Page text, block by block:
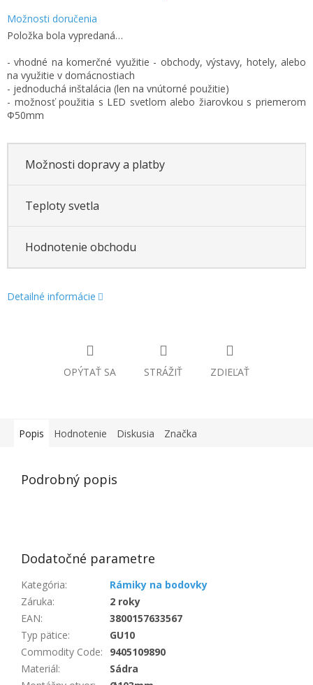
Možnosti doručenia
Položka bola vypredaná…
- vhodné na komerčné využitie - obchody, výstavy, hotely, alebo
na využitie v domácnostiach
- jednoduchá inštalácia (len na vnútorné použitie)
- možnosť použitia s LED svetlom alebo žiarovkou s priemerom
Φ50mm
Možnosti dopravy a platby
Teploty svetla
Hodnotenie obchodu
Detailné informácie
OPÝTAŤ SA STRÁŽIŤ ZDIEĽAŤ
Popis Hodnotenie Diskusia Značka
Podrobný popis
Dodatočné parametre
Kategória:
Rámiky na bodovky
Záruka:
2 roky
EAN:
3800157633567
Typ pätice:
GU10
Commodity Code:
9405109890
Materiál:
Sádra